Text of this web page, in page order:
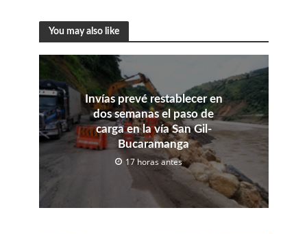
You may also like
Invías prevé restablecer en
dos semanas el paso de
carga en la vía San Gil-
Bucaramanga
17 horas antes